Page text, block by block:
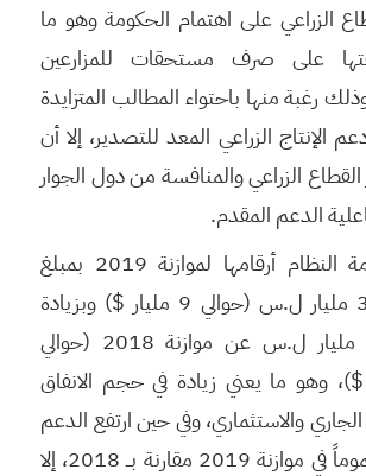
الزراعي على اهتمام الحكومة وهو ما
على صرف مستحقات للمزارعين
رغبة منها باحتواء المطالب المتزايدة
الإنتاج الزراعي المعد للتصدير، إلا أن
الزراعي والمنافسة من دول الجوار
الدعم المقدم.
أعلنت حكومة النظام أرقامها لموازنة 2019 بمبلغ
وقدره 3882 مليار ل.س (حوالي 9 مليار $) وبزيادة
قدرها 695 مليار ل.س عن موازنة 2018 (حوالي
$)، وهو ما يعني زيادة في حجم الانفاق
والاستثماري، وفي حين ارتفع الدعم
الاجتماعي عموماً في موازنة 2019 مقارنة بــ 2018، إلا